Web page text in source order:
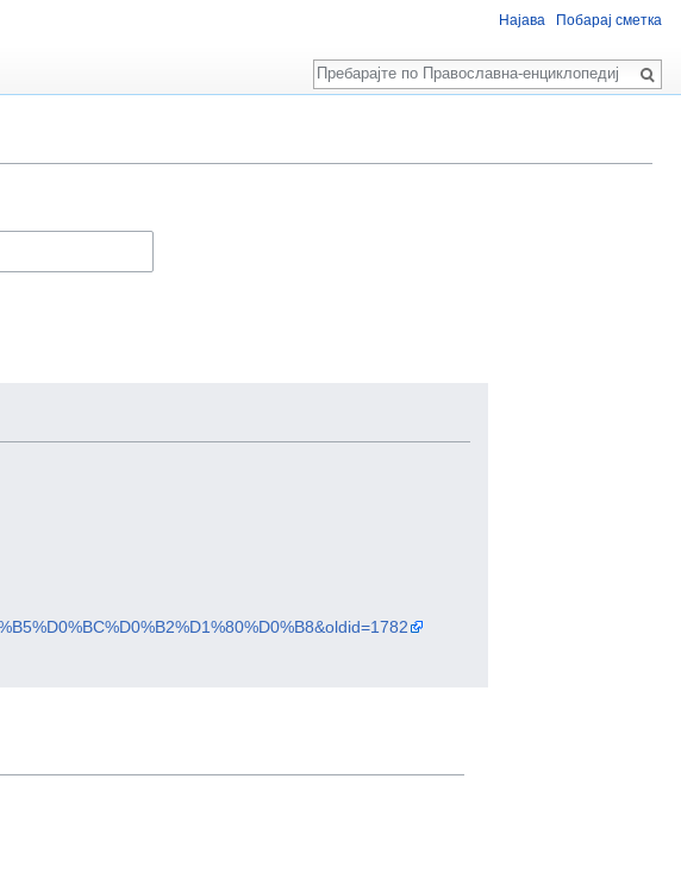
Најава Побарај сметка
Пребарај